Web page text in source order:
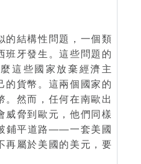
的結構性問題，一個類
班牙發生。這些問題的
這些國家放棄經濟主
的貨幣。這兩個國家的
。然而，任何在南歐出
威脅到歐元，他們同樣
鋪平道路——一套美國
再屬於美國的美元，要